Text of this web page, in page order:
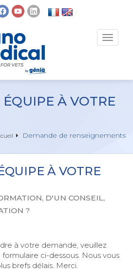
Toggle
À VOTRE
Demande de renseignements
À VOTRE
D'UN CONSEIL,
?
à votre demande, veuillez
ci-dessous. Nous vous
brefs délais. Merci.